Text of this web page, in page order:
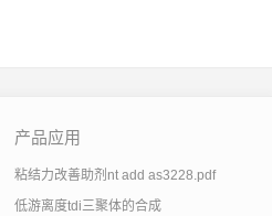
产品应用
粘结力改善助剂nt add as3228.pdf
低游离度tdi三聚体的合成